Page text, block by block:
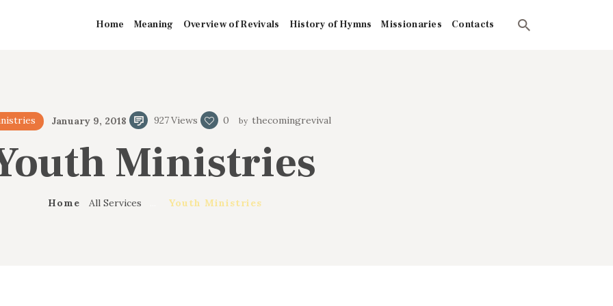
Home Meaning Overview of Revivals History of Hymns Missionaries Contacts
January 9, 2018 927Views 0 thecomingrevival
Ministries
Home All Services Youth Ministries
REVIVALS
HISTORY OF
HYMNS